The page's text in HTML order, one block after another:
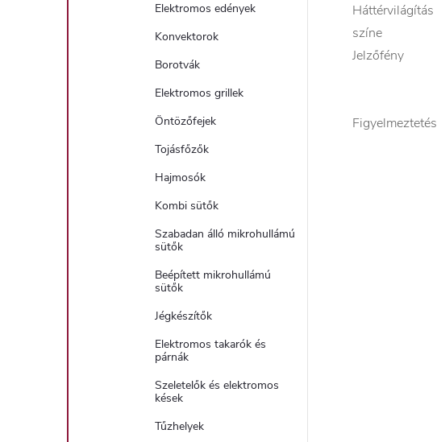
Elektromos edények
Konvektorok
Borotvák
Elektromos grillek
Öntözőfejek
Tojásfőzők
Hajmosók
Kombi sütők
Szabadan álló mikrohullámú
sütők
Beépített mikrohullámú
sütők
Jégkészítők
Elektromos takarók és
párnák
Szeletelők és elektromos
kések
Tűzhelyek
Háttérvilágítás
színe
Jelzőfény
Figyelmeztetés